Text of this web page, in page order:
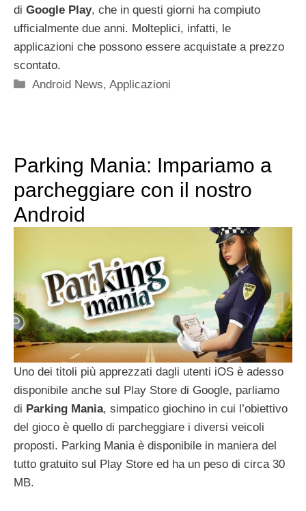
di Google Play, che in questi giorni ha compiuto
ufficialmente due anni. Molteplici, infatti, le
applicazioni che possono essere acquistate a prezzo
scontato.
Categorie
Android News,Applicazioni
Parking Mania: Impariamo a
parcheggiare con il nostro
Android
Uno dei titoli più apprezzati dagli utenti iOS è adesso
disponibile anche sul Play Store di Google, parliamo
di Parking Mania, simpatico giochino in cui l’obiettivo
del gioco è quello di parcheggiare i diversi veicoli
proposti. Parking Mania è disponibile in maniera del
tutto gratuito sul Play Store ed ha un peso di circa 30
MB.